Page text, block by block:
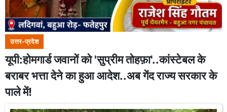
उत्तर-प्रदेश
यूपी:होमगार्ड जवानों को 'सुप्रीम तोहफ़ा'..कांस्टेबल के
बराबर भत्ता देने का हुआ आदेश..अब गेंद राज्य सरकार के
पाले में!